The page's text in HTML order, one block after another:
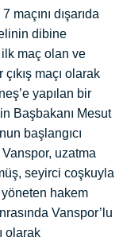
maçını dışarıda
dibine
maç olan ve
maçı olarak
yapılan bir
Başbakanı Mesut
başlangıcı
uzatma
seyirci coşkuyla
yöneten hakem
Vanspor’lu
olarak